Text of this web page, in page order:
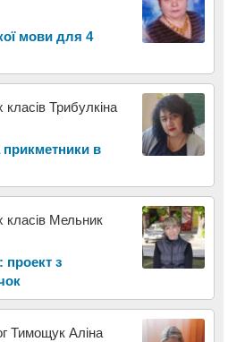
мови для 4
Трибулкіна
в
класів Мельник
з
Тимощук Аліна